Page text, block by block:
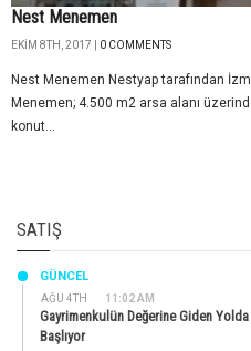
Nest Menemen
EKIM 8TH, 2017 | 0 COMMENTS
Nest Menemen Nestyap tarafından
Menemen; 4.500 m2 arsa alanı
konut...
SATIŞ
AĞU 4TH 11:02 AM
GÜNCEL
Gayrimenkulün Değerine Giden
Başlıyor